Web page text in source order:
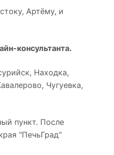
Артёму, и
консультанта.
Находка,
Чугуевка,
пункт. После
"ПечьГрад"